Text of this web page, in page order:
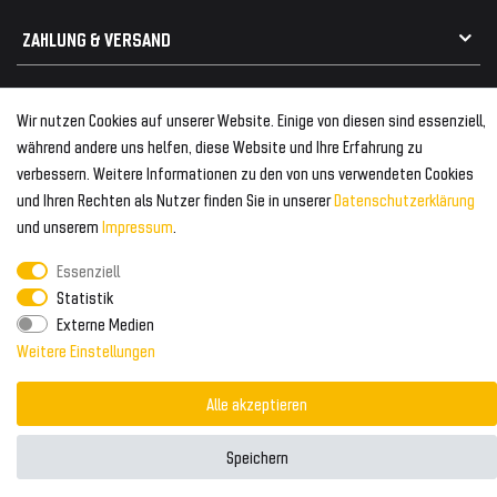
Wir nutzen Cookies auf unserer Website. Einige von diesen sind essenziell,
während andere uns helfen, diese Website und Ihre Erfahrung zu
verbessern. Weitere Informationen zu den von uns verwendeten Cookies
und Ihren Rechten als Nutzer finden Sie in unsererDaten­schutz­erklärung
und unserem Impressum.
Essenziell
Statistik
Externe Medien
Weitere Einstellungen
Alle akzeptieren
Speichern
Kühlergrill
Rückleuchten
ZAHLUNG & VERSAND
Zahlungsanbieter
Versand & Zahlung
WELTWEITER VERSAND
© 2026 Tuning Fanatics Powered by